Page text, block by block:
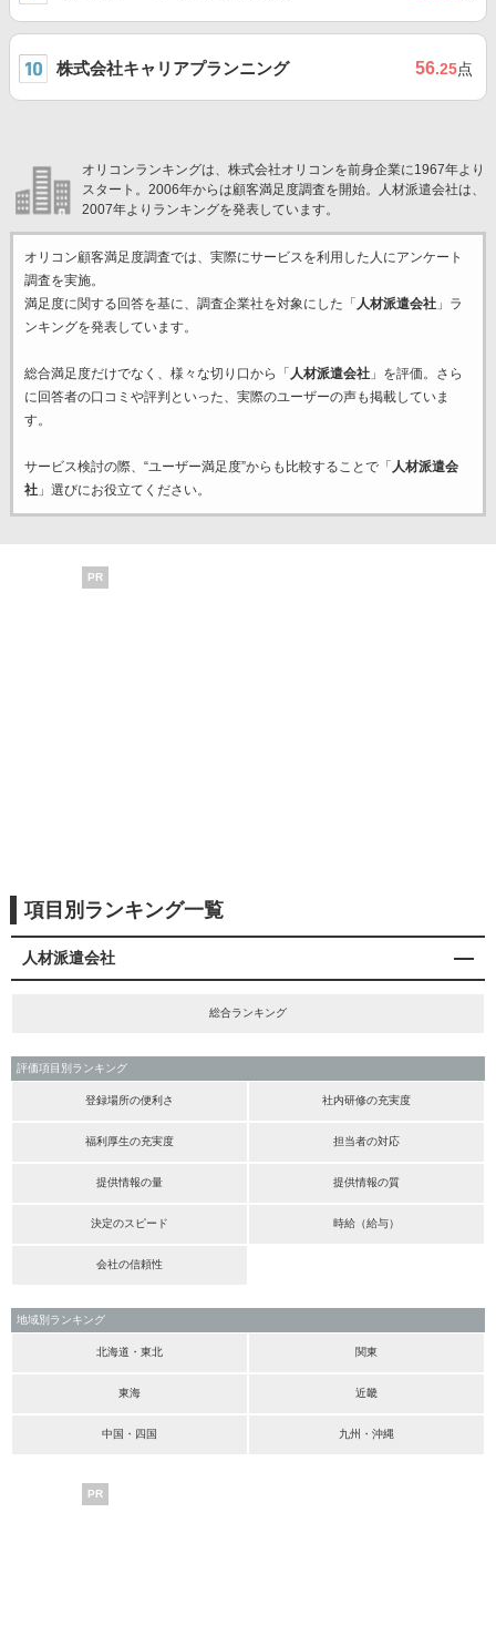
株式会社キャリアプランニング 56.25点
オリコンランキングは、株式会社オリコンを前身企業に1967年より
スタート。2006年からは顧客満足度調査を開始。人材派遣会社は、
2007年よりランキングを発表しています。
オリコン顧客満足度調査では、実際にサービスを利用した 人にアンケート
調査を実施。
満足度に関する回答を基に、調査企業社を対象にした「 人材派遣会社」ラ
ンキングを発表しています。
総合満足度だけでなく、様々な切り口から「 人材派遣会社」を評価。さら
に回答者の口コミや評判といった、実際のユーザーの声も掲載していま
す。
サービス検討の際、“ユーザー満足度”からも比較することで「 人材派遣会
社」選びにお役立てください。
PR
項目別ランキング一覧
人材派遣会社
総合ランキング
評価項目別ランキング
登録場所の便利さ 社内研修の充実度
福利厚生の充実度 担当者の対応
提供情報の量 提供情報の質
決定のスピード 時給（給与）
会社の信頼性
地域別ランキング
北海道・東北 関東
東海 近畿
中国・四国 九州・沖縄
PR